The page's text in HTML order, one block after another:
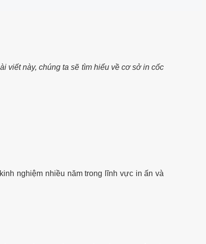
viết này, chúng ta sẽ tìm hiểu về cơ sở in cốc
nghiệm nhiều năm trong lĩnh vực in ấn và